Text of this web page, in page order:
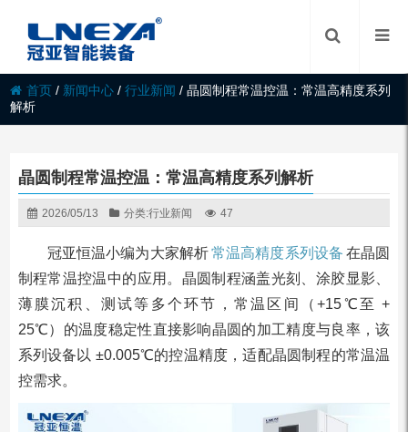
首页 / 新闻中心 /行业新闻 /晶圆制程常温控温：常温高精度系列
解析
晶圆制程常温控温：常温高精度系列解析
2026/05/13 分类:行业新闻 47
冠亚恒温小编为大家解析常温高精度系列设备 在晶圆
制程常温控温中的应用。晶圆制程涵盖光刻、涂胶显影、
薄膜沉积、测试等多个环节，常温区间（+15℃至 +
25℃）的温度稳定性直接影响晶圆的加工精度与良率，该
系列设备以 ±0.005℃的控温精度，适配晶圆制程的常温温
控需求。